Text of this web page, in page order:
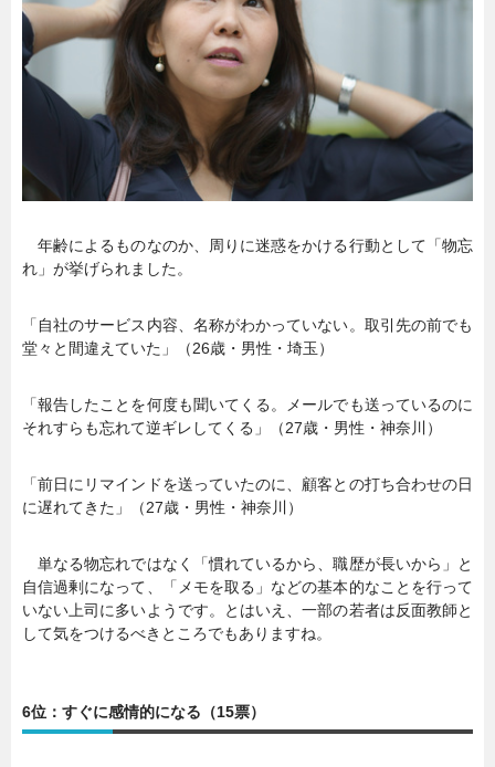
年齢によるものなのか、周りに迷惑をかける行動として「物忘
れ」が挙げられました。
「自社のサービス内容、名称がわかっていない。取引先の前でも
堂々と間違えていた」（26歳・男性・埼玉）
「報告したことを何度も聞いてくる。メールでも送っているのに
それすらも忘れて逆ギレしてくる」（27歳・男性・神奈川）
「前日にリマインドを送っていたのに、顧客との打ち合わせの日
に遅れてきた」（27歳・男性・神奈川）
単なる物忘れではなく「慣れているから、職歴が長いから」と
自信過剰になって、「メモを取る」などの基本的なことを行って
いない上司に多いようです。とはいえ、一部の若者は反面教師と
して気をつけるべきところでもありますね。
6位：すぐに感情的になる（15票）